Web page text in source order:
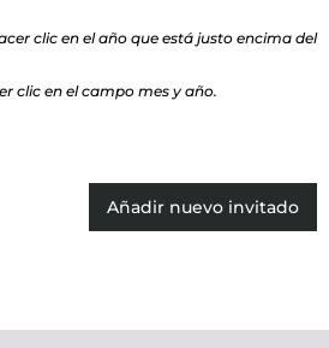
clic en el año que está justo encima del
clic en el campo mes y año.
Añadir nuevo invitado